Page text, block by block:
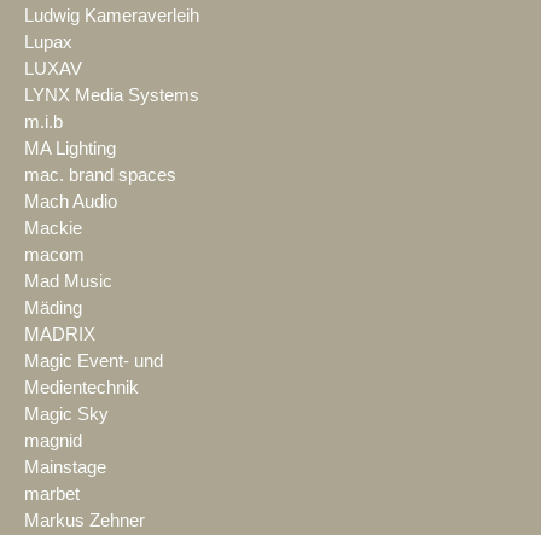
Ludwig Kameraverleih
Lupax
LUXAV
LYNX Media Systems
m.i.b
MA Lighting
mac. brand spaces
Mach Audio
Mackie
macom
Mad Music
Mäding
MADRIX
Magic Event- und
Medientechnik
Magic Sky
magnid
Mainstage
marbet
Markus Zehner